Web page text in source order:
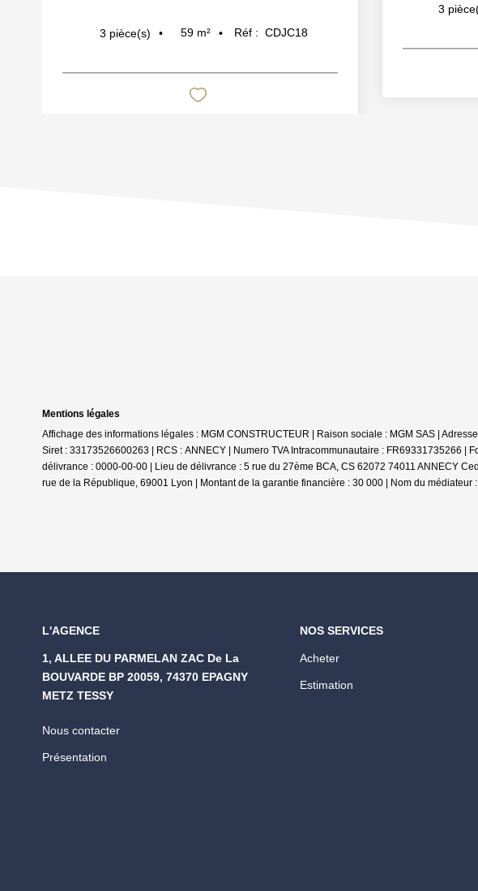
3 pièce(s) 59 m² Réf : CDJC18
3
Mentions légales
Affichage des informations légales : MGM CONSTRUCTEUR | Raison sociale : MGM SAS |
Siret : 33173526600263 | RCS : ANNECY | Numero TVA Intracommunautaire : FR69331735266 |
délivrance : 0000-00-00 | Lieu de délivrance : 5 rue du 27ème BCA, CS 62072 74011 ANNECY
rue de la République, 69001 Lyon | Montant de la garantie financière : 30 000 | Nom du médiateur
L'AGENCE
1, ALLEE DU PARMELAN ZAC De La
BOUVARDE BP 20059, 74370 EPAGNY
METZ TESSY
Nous contacter
Présentation
NOS SERVICES
Acheter
Estimation